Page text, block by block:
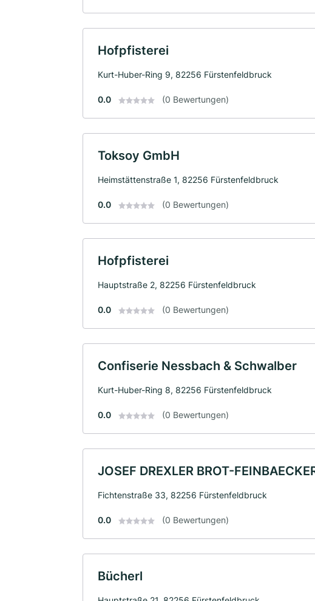
Hofpfisterei
Kurt-Huber-Ring 9, 82256 Fürstenfeldbruck
0.0 (0 Bewertungen)
Toksoy GmbH
Heimstättenstraße 1, 82256 Fürstenfeldbruck
0.0 (0 Bewertungen)
Hofpfisterei
Hauptstraße 2, 82256 Fürstenfeldbruck
0.0 (0 Bewertungen)
Confiserie Nessbach & Schwalber
Kurt-Huber-Ring 8, 82256 Fürstenfeldbruck
0.0 (0 Bewertungen)
JOSEF DREXLER BROT-
Fichtenstraße 33, 82256 Fürstenfeldbruck
0.0 (0 Bewertungen)
Bücherl